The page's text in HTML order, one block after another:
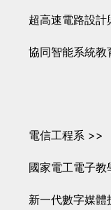
超高速電路設
協同智能系統
電信工程系 >>
國家電工電子
新一代數字媒